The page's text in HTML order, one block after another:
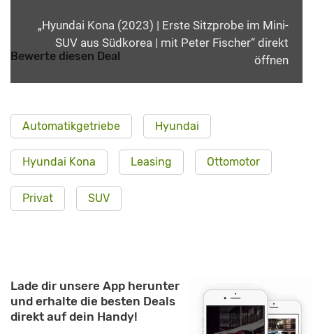
„Hyundai Kona (2023) | Erste Sitzprobe im Mini-
SUV aus Südkorea | mit Peter Fischer“ direkt
öffnen
Bewerte diesen Deal
Automatikgetriebe Hyundai
Hyundai Kona Leasing Ottomotor
Privat SUV
Lade dir unsere App herunter
und erhalte die besten Deals
direkt auf dein Handy!